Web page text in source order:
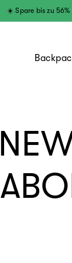
☀️ Spare bis zu 56%